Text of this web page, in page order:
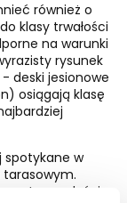
również o
klasy trwałości
na warunki
rysunek
deski jesionowe
osiągają klasę
spotykane w
wytrzymałości